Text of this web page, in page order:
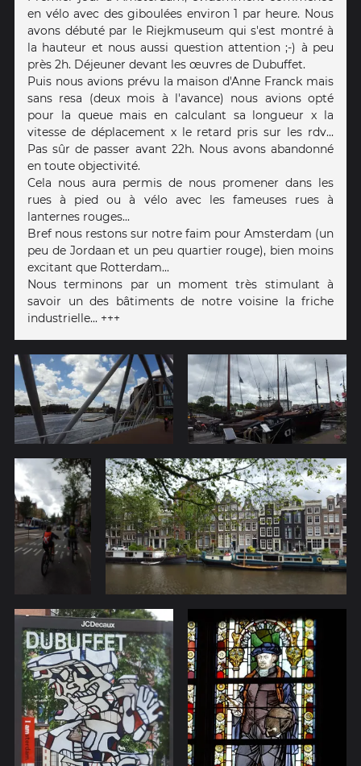
en vélo avec des giboulées environ 1 par heure. Nous
avons débuté par le Riejkmuseum qui s'est montré à
la hauteur et nous aussi question attention ;-) à peu
près 2h. Déjeuner devant les œuvres de Dubuffet.
Puis nous avions prévu la maison d'Anne Franck mais
sans resa (deux mois à l'avance) nous avions opté
pour la queue mais en calculant sa longueur x la
vitesse de déplacement x le retard pris sur les rdv...
Pas sûr de passer avant 22h. Nous avons abandonné
en toute objectivité.
Cela nous aura permis de nous promener dans les
rues à pied ou à vélo avec les fameuses rues à
lanternes rouges...
Bref nous restons sur notre faim pour Amsterdam (un
peu de Jordaan et un peu quartier rouge), bien moins
excitant que Rotterdam...
Nous terminons par un moment très stimulant à
savoir un des bâtiments de notre voisine la friche
industrielle... +++